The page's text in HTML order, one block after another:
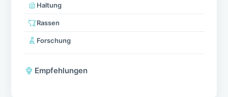
Haltung
Rassen
Forschung
Empfehlungen